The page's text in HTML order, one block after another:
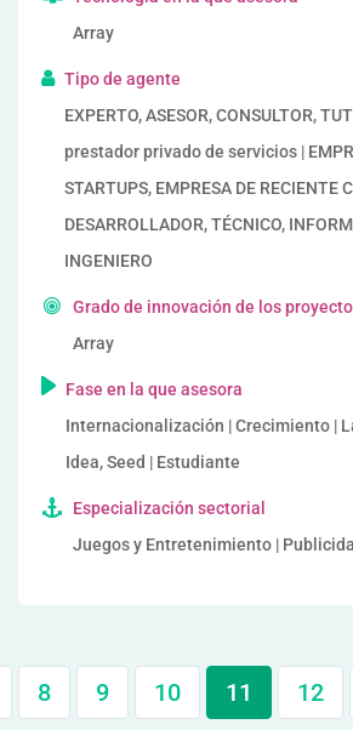
Array
Tipo de agente
EXPERTO, ASESOR, CONSULTOR,
prestador privado de servicios |
STARTUPS, EMPRESA DE RECIENTE
DESARROLLADOR, TÉCNICO,
INGENIERO
Grado de innovación de los
Array
Fase en la que asesora
Internacionalización | Crecimiento |
Idea, Seed | Estudiante
Especialización sectorial
Juegos y Entretenimiento |
8 9 10 11 12